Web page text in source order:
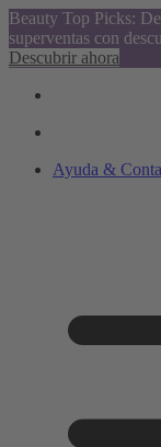
Beauty Top Picks:
superventas con
Descubrir ahora
Ayuda &